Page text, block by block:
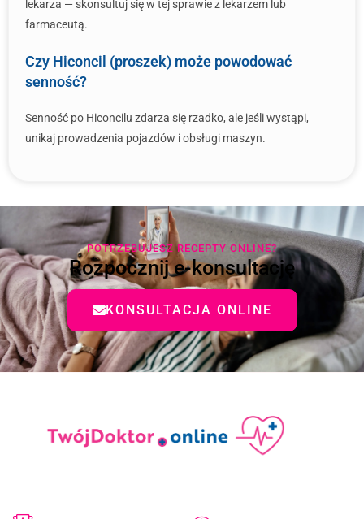
lekarza — skonsultuj się w tej sprawie z lekarzem lub
farmaceutą.
Czy Hiconcil (proszek) może powodować
senność?
Senność po Hiconcilu zdarza się rzadko, ale jeśli wystąpi,
unikaj prowadzenia pojazdów i obsługi maszyn.
POTRZEBUJESZ RECEPTY ONLINE?
Rozpocznij e-konsultację
KONSULTACJA ONLINE